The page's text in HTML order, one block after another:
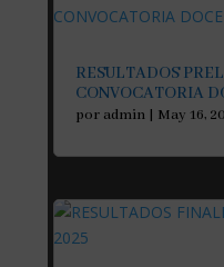
RESULTADOS
CONVOCATORIA
por admin | May 16,